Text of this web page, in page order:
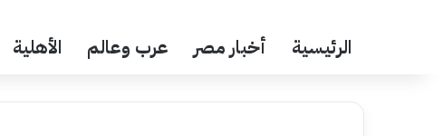
الرئيسية أخبار مصر عرب وعالم الأهلية